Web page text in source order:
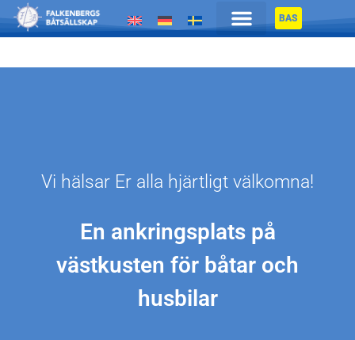
BAS
Vi hälsar Er alla hjärtligt välkomna!
En ankringsplats på
västkusten för båtar och
husbilar